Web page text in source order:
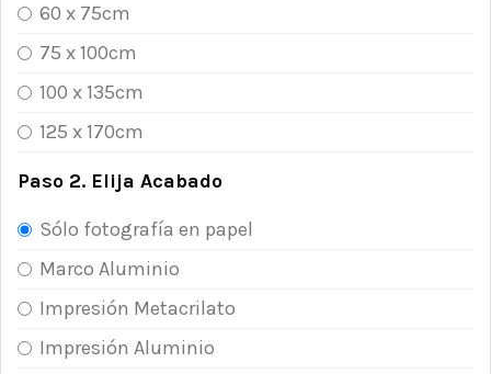
60 x 75cm
75 x 100cm
100 x 135cm
125 x 170cm
Paso 2. Elija Acabado
Sólo fotografía en papel
Marco Aluminio
Impresión Metacrilato
Impresión Aluminio